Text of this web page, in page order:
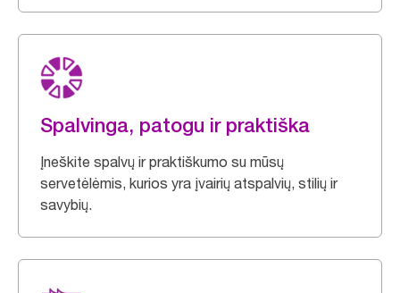
Spalvinga, patogu ir praktiška
Įneškite spalvų ir praktiškumo su mūsų
servetėlėmis, kurios yra įvairių atspalvių, stilių ir
savybių.